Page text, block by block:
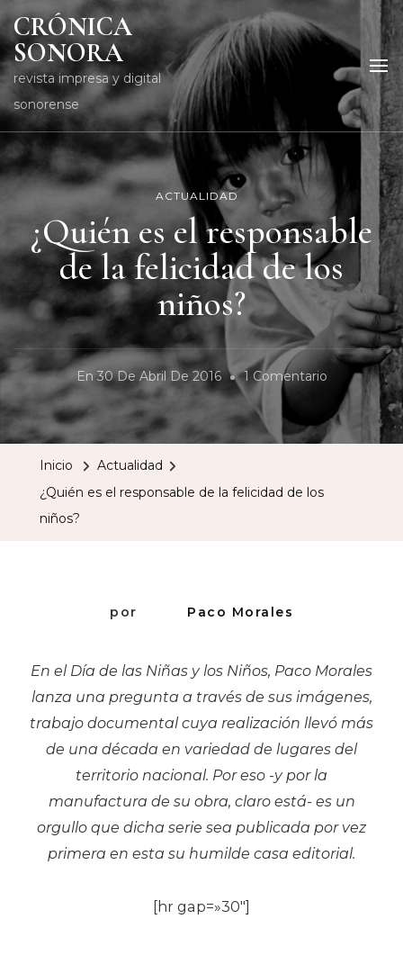
CRÓNICA
SONORA
revista impresa y digital
sonorense
ACTUALIDAD
¿Quién es el responsable
de la felicidad de los
niños?
En 30 De Abril De 2016 1 ComentarioEn
¿Quién
Es
Inicio
Actualidad
¿Quién es el responsable de la felicidad de los
niños?
por Paco Morales
En el Día de las Niñas y los Niños, Paco Morales
lanza una pregunta a través de sus imágenes,
trabajo documental cuya realización llevó más
de una década en variedad de lugares del
territorio nacional. Por eso -y por la
manufactura de su obra, claro está- es un
orgullo que dicha serie sea publicada por vez
primera en esta su humilde casa editorial.
[hr gap=»30″]